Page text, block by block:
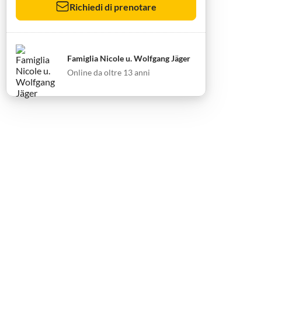
Richiedi di prenotare
Famiglia Nicole u. Wolfgang Jäger
Online da oltre 13 anni